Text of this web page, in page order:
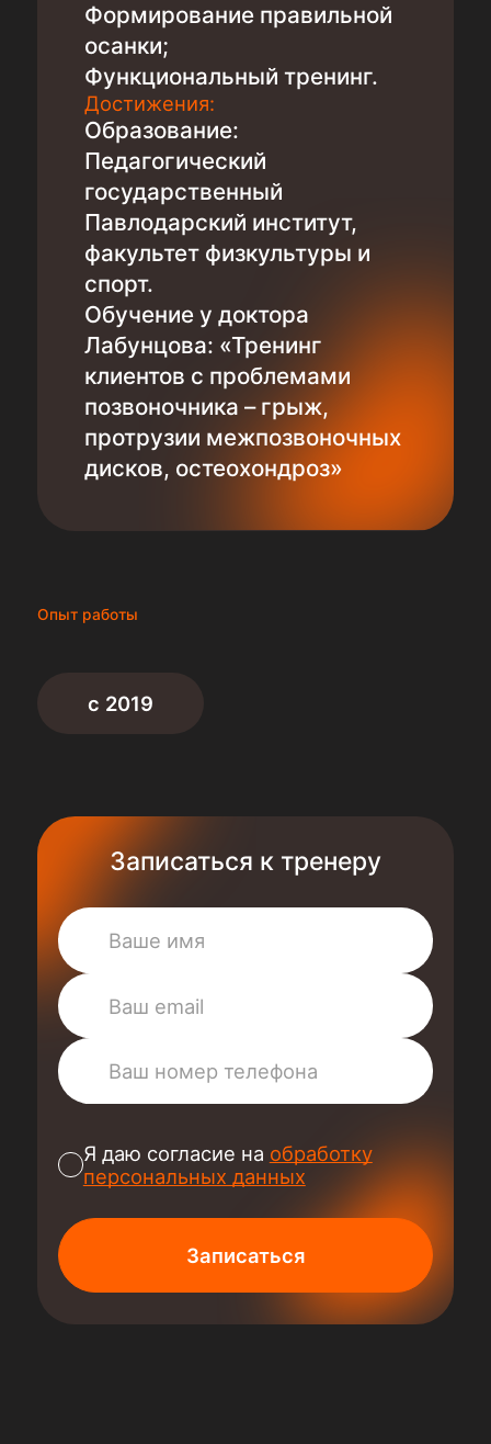
Формирование правильной
осанки;
Функциональный тренинг.
Достижения:
Образование:
Педагогический
государственный
Павлодарский институт,
факультет физкультуры и
спорт.
Обучение у доктора
Лабунцова: «Тренинг
клиентов с проблемами
позвоночника – грыж,
протрузии межпозвоночных
дисков, остеохондроз»
Опыт работы
с 2019
Записаться к тренеру
Я даю согласие на обработку
персональных данных
Записаться